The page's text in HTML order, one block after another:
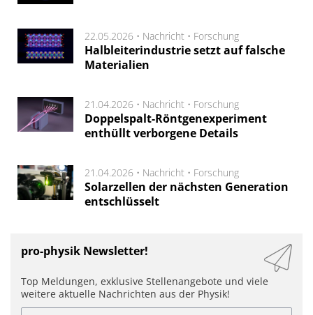
22.05.2026 • Nachricht • Forschung
Halbleiterindustrie setzt auf falsche
Materialien
21.04.2026 • Nachricht • Forschung
Doppelspalt-Röntgenexperiment
enthüllt verborgene Details
21.04.2026 • Nachricht • Forschung
Solarzellen der nächsten Generation
entschlüsselt
pro-physik Newsletter!
Top Meldungen, exklusive Stellenangebote und viele
weitere aktuelle Nachrichten aus der Physik!